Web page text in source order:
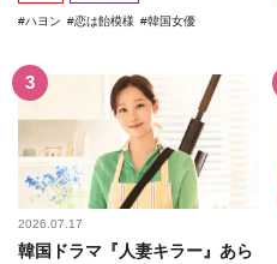
ハヨン 恋は飴模様 韓国女優
2026.07.17
韓国ドラマ『人妻キラー』あら